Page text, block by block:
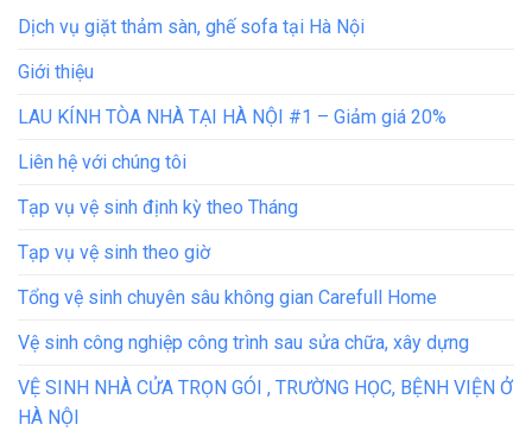
Dịch vụ giặt thảm sàn, ghế sofa tại Hà Nội
Giới thiệu
LAU KÍNH TÒA NHÀ TẠI HÀ NỘI #1 – Giảm giá 20%
Liên hệ với chúng tôi
Tạp vụ vệ sinh định kỳ theo Tháng
Tạp vụ vệ sinh theo giờ
Tổng vệ sinh chuyên sâu không gian Carefull Home
Vệ sinh công nghiệp công trình sau sửa chữa, xây dựng
VỆ SINH NHÀ CỬA TRỌN GÓI , TRƯỜNG HỌC, BỆNH VIỆN Ở
HÀ NỘI